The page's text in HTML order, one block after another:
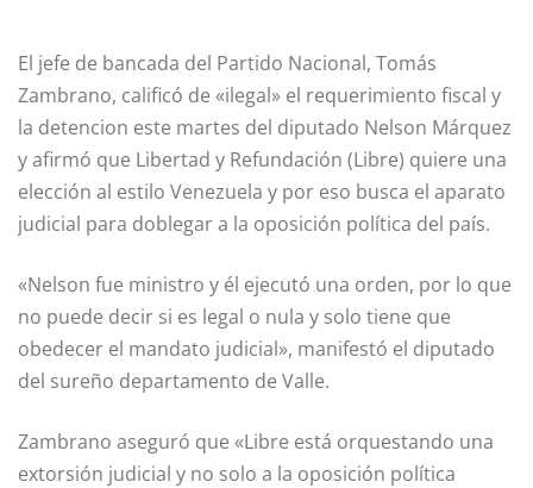
El jefe de bancada del Partido Nacional, Tomás
Zambrano, calificó de «ilegal» el requerimiento fiscal y
la detencion este martes del diputado Nelson Márquez
y afirmó que Libertad y Refundación (Libre) quiere una
elección al estilo Venezuela y por eso busca el aparato
judicial para doblegar a la oposición política del país.
«Nelson fue ministro y él ejecutó una orden, por lo que
no puede decir si es legal o nula y solo tiene que
obedecer el mandato judicial», manifestó el diputado
del sureño departamento de Valle.
Zambrano aseguró que «Libre está orquestando una
extorsión judicial y no solo a la oposición política